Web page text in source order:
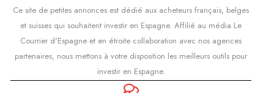
Ce site de petites annonces est dédié aux acheteurs français, belges
et suisses qui souhaitent investir en Espagne. Affilié au média Le
Courrier d'Espagne et en étroite collaboration avec nos agences
partenaires, nous mettons à votre disposition les meilleurs outils pour
investir en Espagne.